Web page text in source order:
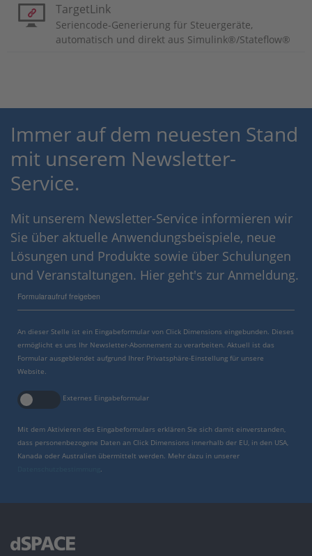
TargetLink
Seriencode-Generierung für Steuergeräte,
automatisch und direkt aus Simulink®/Stateflow®
Immer auf dem neuesten Stand
mit unserem Newsletter-
Service.
Mit unserem Newsletter-Service informieren wir
Sie über aktuelle Anwendungsbeispiele, neue
Lösungen und Produkte sowie über Schulungen
und Veranstaltungen. Hier geht's zur Anmeldung.
Formularaufruf freigeben
An dieser Stelle ist ein Eingabeformular von Click Dimensions eingebunden. Dieses
ermöglicht es uns Ihr Newsletter-Abonnement zu verarbeiten. Aktuell ist das
Formular ausgeblendet aufgrund Ihrer Privatsphäre-Einstellung für unsere
Website.
Externes Eingabeformular
Mit dem Aktivieren des Eingabeformulars erklären Sie sich damit einverstanden,
dass personenbezogene Daten an Click Dimensions innerhalb der EU, in den USA,
Kanada oder Australien übermittelt werden. Mehr dazu in unserer
.